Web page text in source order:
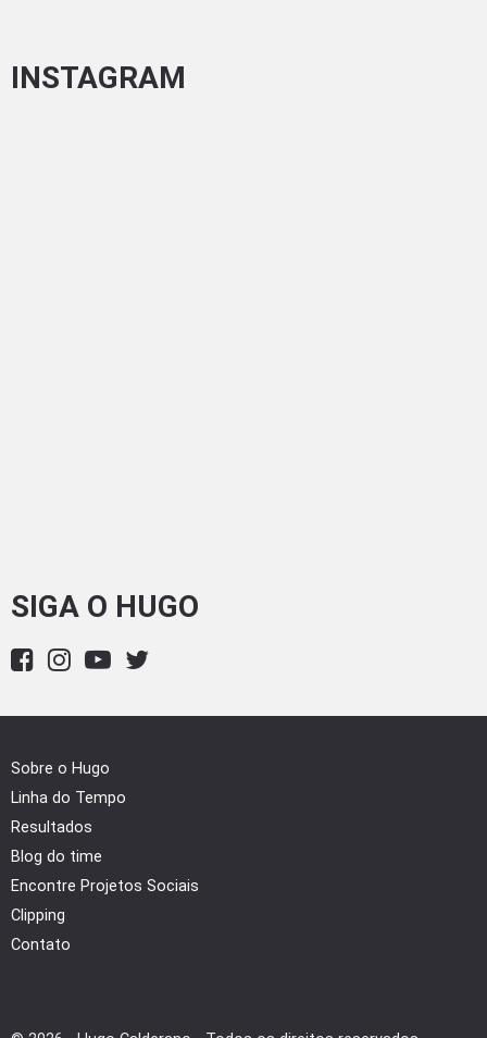
INSTAGRAM
SIGA O HUGO
Sobre o Hugo
Linha do Tempo
Resultados
Blog do time
Encontre Projetos Sociais
Clipping
Contato